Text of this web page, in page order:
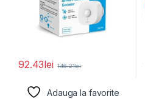
92.43lei 146.21lei
Adauga la favorite